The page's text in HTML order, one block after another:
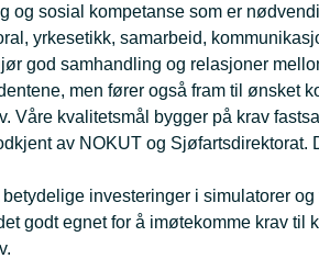
og sosial kompetanse som er
yrkesetikk, samarbeid,
god samhandling og relasjoner
men fører også fram til ønsket
Våre kvalitetsmål bygger på krav
av NOKUT og Sjøfartsdirektorat.
investeringer i simulatorer
godt egnet for å imøtekomme krav